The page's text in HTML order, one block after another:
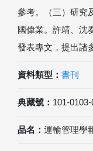
參考。（三）研究
國偉業。許靖、沈
發表專文，提出諸
資料類型： 書刊
典藏號： 101-
品名： 運輸管理學